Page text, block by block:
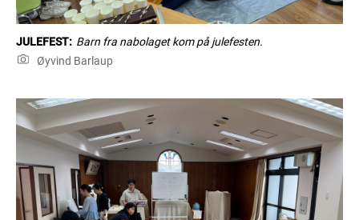
JULEFEST: Barn fra nabolaget kom på julefesten.
Øyvind Barlaup